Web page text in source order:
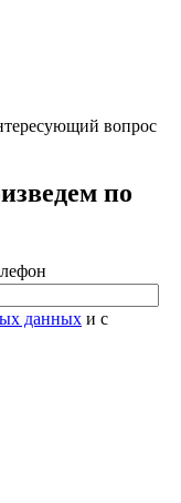
вопрос
по
данных и с